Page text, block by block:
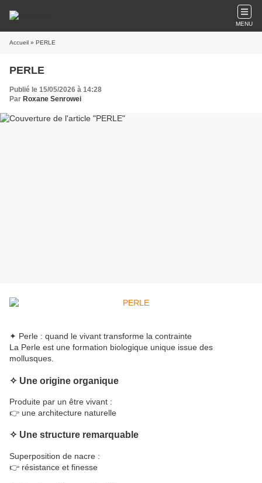
MENU
Accueil » PERLE
PERLE
Publié le 15/05/2026 à 14:28
Par Roxane Senrowei
✦ Perle : quand le vivant transforme la contrainte
La Perle est une formation biologique unique issue des
mollusques.
✧ Une origine organique
Produite par un être vivant :
👉 une architecture naturelle
✧ Une structure remarquable
Superposition de nacre :
👉 résistance et finesse